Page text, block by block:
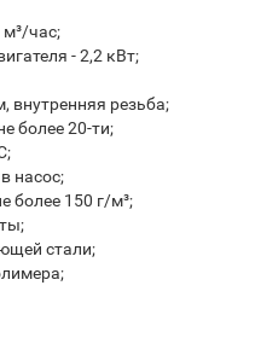
м³/час;
- 2,2 кВт;
внутренняя резьба;
более 20-ти;
насос;
более 150 г/м³;
стали;